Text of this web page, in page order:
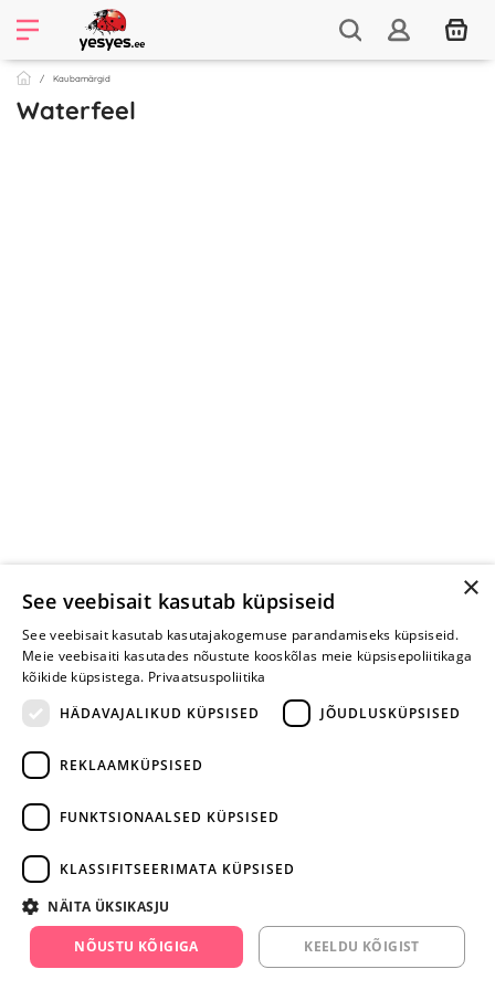
Kaubamärgid
Waterfeel
facebook.com/yesyes.ee
Instagram/yesyes.ee
×
See veebisait kasutab küpsiseid
See veebisait kasutab kasutajakogemuse parandamiseks küpsiseid.
Meie veebisaiti kasutades nõustute kooskõlas meie küpsisepoliitikaga
kõikide küpsistega. Privaatsuspoliitika
HÄDAVAJALIKUD KÜPSISED
JÕUDLUSKÜPSISED
REKLAAMKÜPSISED
FUNKTSIONAALSED KÜPSISED
KLASSIFITSEERIMATA KÜPSISED
NÄITA ÜKSIKASJU
NÕUSTU KÕIGIGA KEELDU KÕIGIST